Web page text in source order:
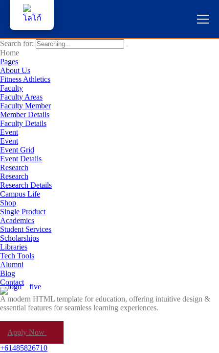
Search for:
Home
Pages
About Us
Fitness Athletics
Faculty
Faculty Areas
Faculty Member
Member Details
Faculty Details
Event
Event
Event Grid
Event Details
Research
Research
Research Details
Campus Life
Shop
Single Product
Academics
Student Services
Scholarships
Libraries
Tech Tools
Alumni
Blog
Contact
A modern HTML template for education, offering intuitive design &
essential features for seamless learning experiences.
Apply Now
+61485826710
หน้าแรก
ผู้สนใจสมัครเรียน
บริการนักศึกษา
คณาจารย์และบุคลากร
บุคคลทั่วไป
ภาษาไทย 🇹🇭